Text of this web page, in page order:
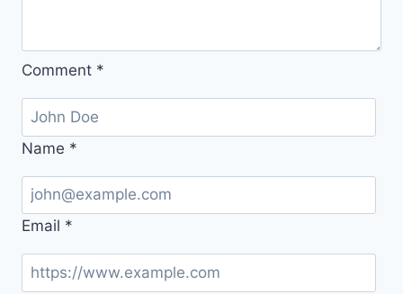
치
용
Comment *
Name *
Email *